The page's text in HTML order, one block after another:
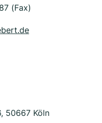
(Fax)
50667 Köln